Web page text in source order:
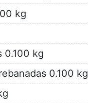
kg
0.100 kg
0.100 kg